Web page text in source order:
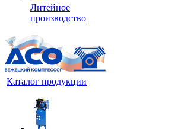
Литейное
производство
Каталог продукции